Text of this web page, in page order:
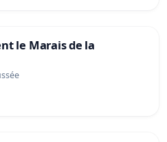
le Marais de la